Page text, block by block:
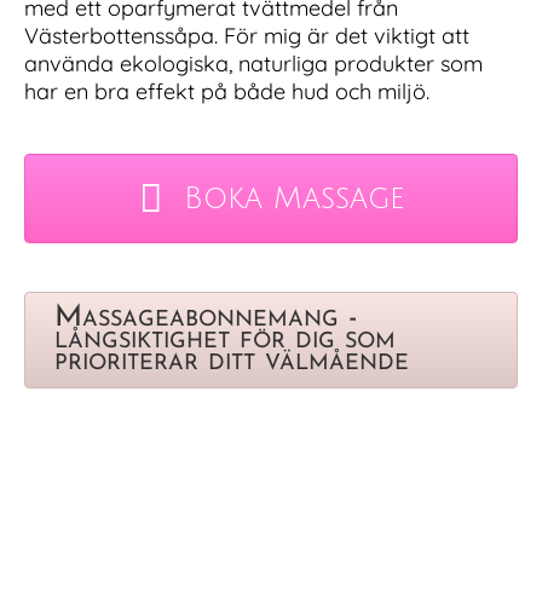
med ett oparfymerat tvättmedel från
Västerbottenssåpa. För mig är det viktigt att
använda ekologiska, naturliga produkter som
har en bra effekt på både hud och miljö.
Boka Massage
Massageabonnemang -
långsiktighet för dig som
prioriterar ditt välmående